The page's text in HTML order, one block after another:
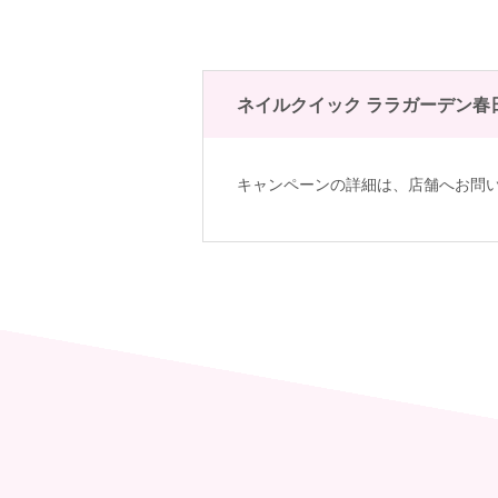
ネイルクイック ララガーデン春
キャンペーンの詳細は、 店舗へお問